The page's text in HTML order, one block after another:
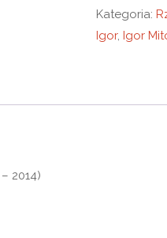
Kategoria:
Igor, Igor
2014)